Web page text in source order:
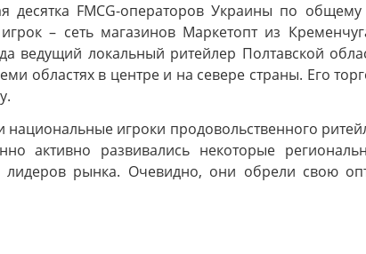
десятка FMCG-операторов Украины по
– сеть магазинов Маркетопт из
ведущий локальный ритейлер Полтавской
областях в центре и на севере страны. Его
национальные игроки продовольственного
активно развивались некоторые
лидеров рынка. Очевидно, они обрели свою